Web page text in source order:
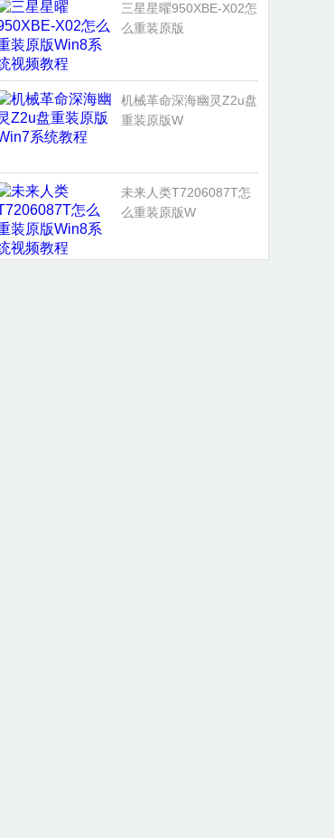
三星星曜950XBE-X02怎
么重装原版
机械革命深海幽灵Z2u盘
重装原版W
未来人类T7206087T怎
么重装原版W